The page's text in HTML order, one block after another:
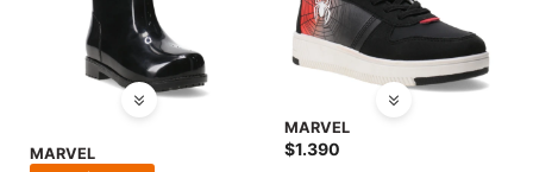
MARVEL
MARVEL
$1.390
Marcas
Novedades